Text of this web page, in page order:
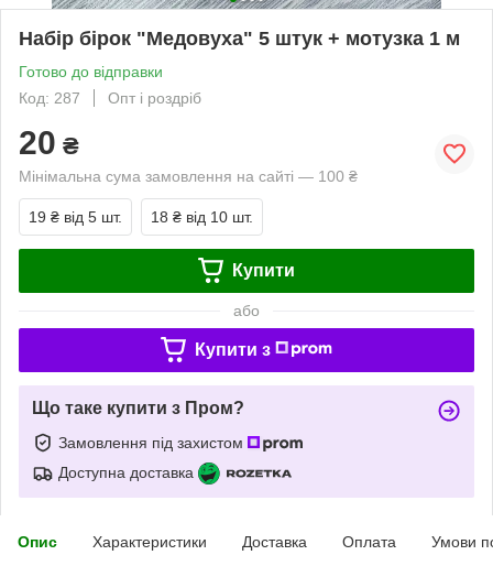
Набір бірок "Медовуха" 5 штук + мотузка 1 м
Готово до відправки
Код: 287
Опт і роздріб
20 ₴
Мінімальна сума замовлення на сайті — 100 ₴
19 ₴ від 5 шт. 18 ₴ від 10 шт.
Купити
або
Купити з
Що таке купити з Пром?
Замовлення під захистом
Доступна доставка
Опис Характеристики Доставка Оплата Умови